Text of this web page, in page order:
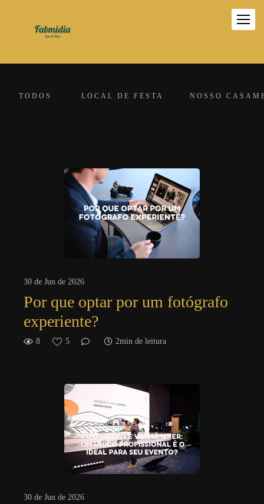
TODOS LOCAL DE FESTA NOSSO
30 de Jun de 2026
Por que optar por um fotógrafo
experiente?
8 5 2min de leitura
30 de Jun de 2026